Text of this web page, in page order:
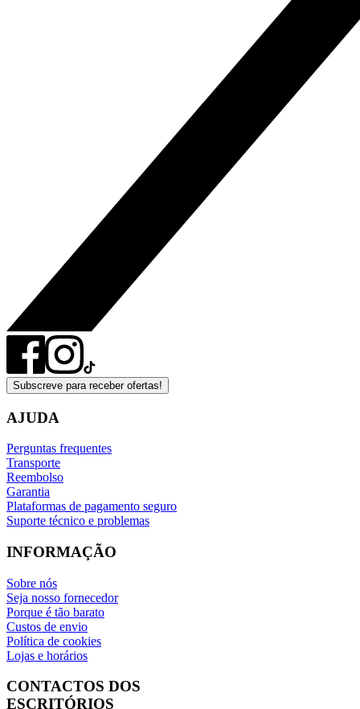
Subscreve para receber ofertas!
AJUDA
Perguntas frequentes
Transporte
Reembolso
Garantia
Plataformas de pagamento seguro
Suporte técnico e problemas
INFORMAÇÃO
Sobre nós
Seja nosso fornecedor
Porque é tão barato
Custos de envio
Política de cookies
Lojas e horários
CONTACTOS DOS
ESCRITÓRIOS